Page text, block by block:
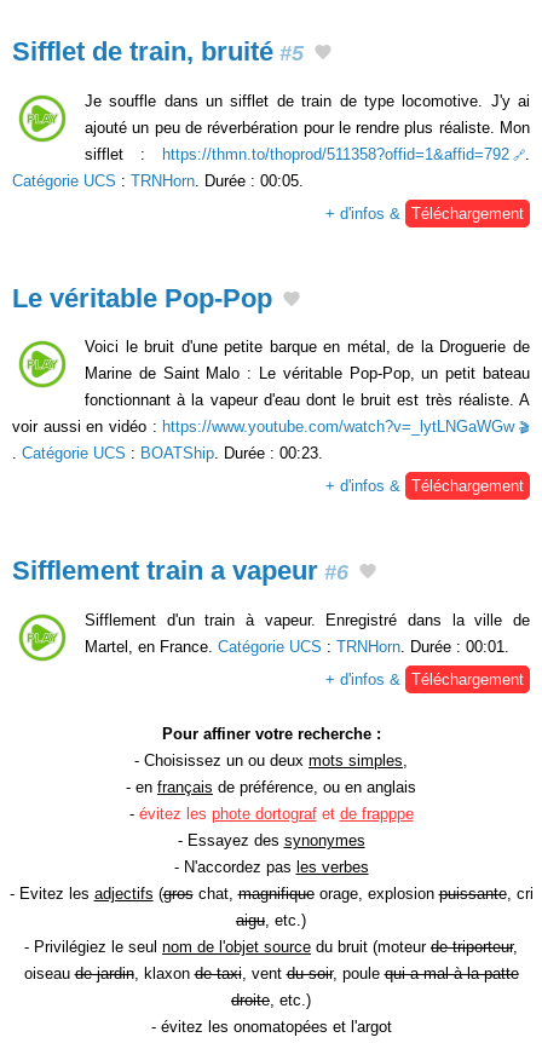
Sifflet de train, bruité #5
Je souffle dans un sifflet de train de type locomotive. J'y ai
ajouté un peu de réverbération pour le rendre plus réaliste. Mon
sifflet :
https://thmn.to/thoprod/511358?offid=1&affid=792
Catégorie UCS : TRNHorn . Durée : 00:05.
+ d'infos &
Téléchargement
Le véritable Pop-Pop
Voici le bruit d'une petite barque en métal, de la Droguerie de
Marine de Saint Malo : Le véritable Pop-Pop, un petit bateau
fonctionnant à la vapeur d'eau dont le bruit est très réaliste. A
voir aussi en vidéo : https://www.youtube.com/watch?v=_lytLNGaWGw
. Catégorie UCS : BOATShip. Durée : 00:23.
+ d'infos & Téléchargement
Sifflement train a vapeur #6
Sifflement d'un train à vapeur. Enregistré dans la ville de
Martel, en France. Catégorie UCS : TRNHorn. Durée : 00:01.
+ d'infos & Téléchargement
Pour affiner votre recherche :
- Choisissez un ou deux mots simples,
- en français de préférence, ou en anglais
- évitez les phote dortografet de frapppe
- Essayez des synonymes
- N'accordez pas les verbes
- Evitez les adjectifs (groschat,magnifiqueorage, explosionpuissante, cri
aigu, etc.)
- Privilégiez le seul nom de l'objet source du bruit (moteur de triporteur,
oiseaude jardin, klaxonde taxi, ventdu soir, poulequi a mal à la patte
droite, etc.)
- évitez les onomatopées et l'argot